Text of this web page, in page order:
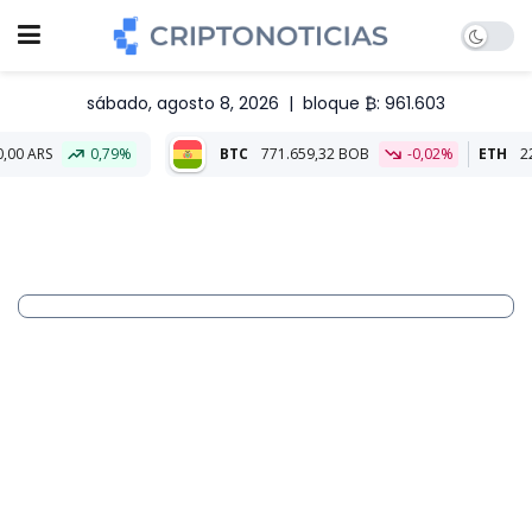
sábado, agosto 8, 2026 | bloque ₿: 961.603
0,79% 771.659,32 BOB -0,02% ETH 22.821,79 BOB